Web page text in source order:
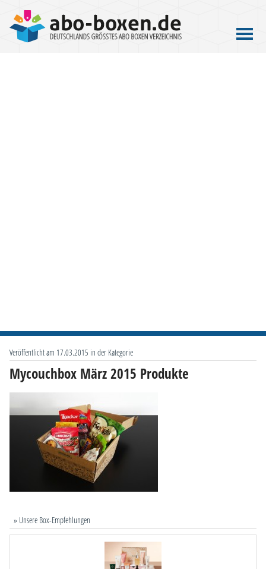
Veröffentlicht am 17.03.2015 in der Kategorie
Mycouchbox März 2015 Produkte
» Unsere Box-Empfehlungen